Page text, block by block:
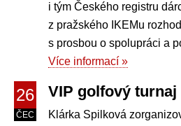
i tým Českého registru
z pražského IKEMu
s prosbou o spolupráci a
Více informací »
26
ČEC
VIP golfový turnaj
Klárka Spilková